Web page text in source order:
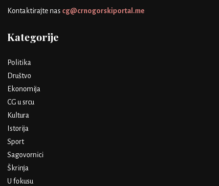
Kontaktirajte nas cg@crnogorskiportal.me
Kategorije
Politika
Društvo
Ekonomija
CG u srcu
Kultura
Istorija
Sport
Sagovornici
Škrinja
U fokusu